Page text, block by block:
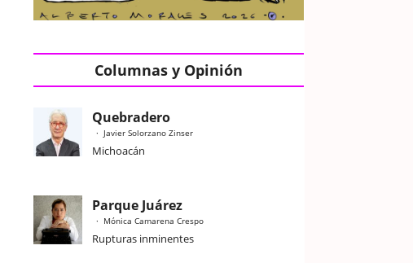
Columnas y Opinión
Quebradero
Javier Solorzano Zinser
Michoacán
Parque Juárez
Mónica Camarena Crespo
Rupturas inminentes